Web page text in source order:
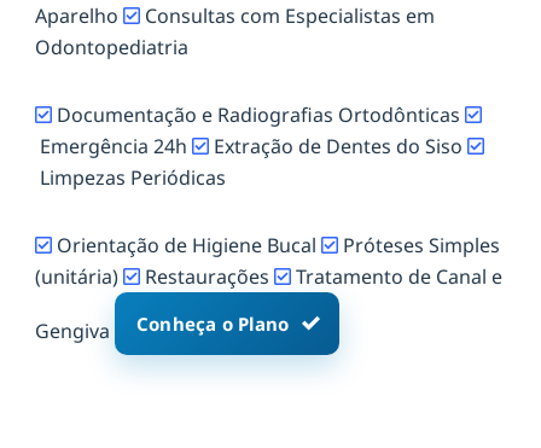
Aparelho
Consultas com Especialistas em
Odontopediatria
Documentação e Radiografias Ortodônticas
Emergência 24h
Extração de Dentes do Siso
Limpezas Periódicas
Orientação de Higiene Bucal
Próteses Simples
(unitária)
Restaurações Tratamento de Canal e
Gengiva Conheça o Plano